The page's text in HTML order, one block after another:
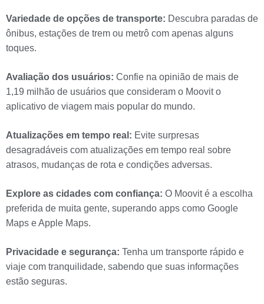
Variedade de opções de transporte: Descubra paradas de
ônibus, estações de trem ou metrô com apenas alguns
toques.
Avaliação dos usuários: Confie na opinião de mais de
1,19 milhão de usuários que consideram o Moovit o
aplicativo de viagem mais popular do mundo.
Atualizações em tempo real: Evite surpresas
desagradáveis com atualizações em tempo real sobre
atrasos, mudanças de rota e condições adversas.
Explore as cidades com confiança: O Moovit é a escolha
preferida de muita gente, superando apps como Google
Maps e Apple Maps.
Privacidade e segurança: Tenha um transporte rápido e
viaje com tranquilidade, sabendo que suas informações
estão seguras.